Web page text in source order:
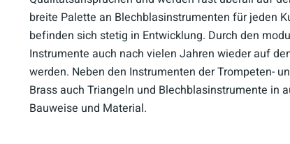
breite Palette an Blechblasinstrumenten für jeden
befinden sich stetig in Entwicklung. Durch den
Instrumente auch nach vielen Jahren wieder auf
werden. Neben den Instrumenten der Trompeten-
Brass auch Triangeln und Blechblasinstrumente in
Bauweise und Material.